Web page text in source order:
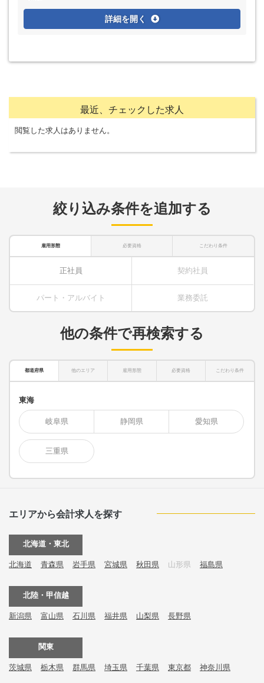
詳細を開く
最近、チェックした求人
閲覧した求人はありません。
絞り込み条件を追加する
雇用形態 必要資格 こだわり条件
正社員 契約社員
パート・アルバイト 業務委託
他の条件で再検索する
都道府県 他のエリア 雇用形態 必要資格 こだわり条件
東海
岐阜県 静岡県 愛知県
三重県
エリアから会計求人を探す
北海道・東北
北海道 青森県 岩手県 宮城県 秋田県 山形県 福島県
北陸・甲信越
新潟県 富山県 石川県 福井県 山梨県 長野県
関東
茨城県 栃木県 群馬県 埼玉県 千葉県 東京都 神奈川県